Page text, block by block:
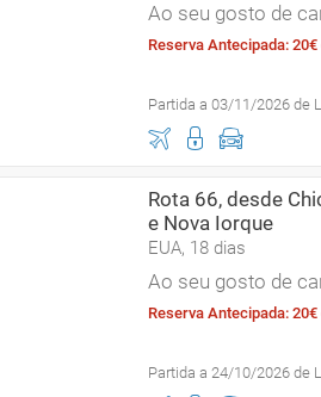
Ao seu gosto de
Reserva Antecipada:
Partida a 03/11/2026 de
Rota 66, desde
e Nova Iorque
EUA, 18 dias
Ao seu gosto de
Reserva Antecipada:
Partida a 24/10/2026 de